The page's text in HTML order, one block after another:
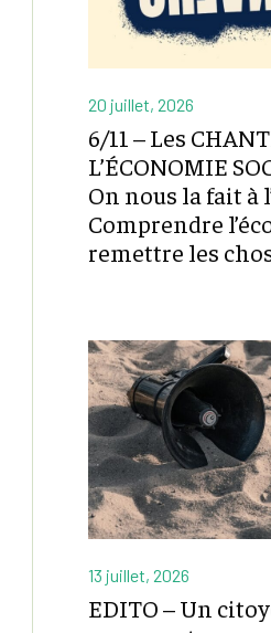
20 juillet, 2026
6/11 – Les
L’ÉCONOMIE
On nous la fait à
Comprendre
remettre les
13 juillet, 2026
EDITO – Un